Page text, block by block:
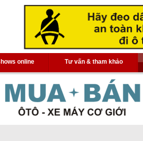
online Tư vấn & tham khảo